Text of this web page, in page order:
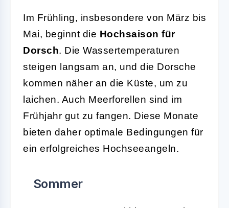
Im Frühling, insbesondere von März bis
Mai, beginnt die Hochsaison für
Dorsch. Die Wassertemperaturen
steigen langsam an, und die Dorsche
kommen näher an die Küste, um zu
laichen. Auch Meerforellen sind im
Frühjahr gut zu fangen. Diese Monate
bieten daher optimale Bedingungen für
ein erfolgreiches Hochseeangeln.
Sommer